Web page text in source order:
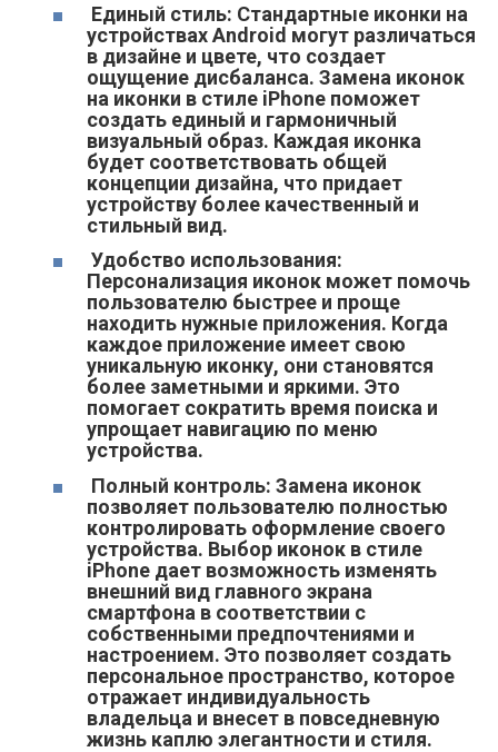
Единый стиль: Стандартные иконки на
устройствах Android могут различаться
в дизайне и цвете, что создает
ощущение дисбаланса. Замена иконок
на иконки в стиле iPhone поможет
создать единый и гармоничный
визуальный образ. Каждая иконка
будет соответствовать общей
концепции дизайна, что придает
устройству более качественный и
стильный вид.
Удобство использования:
Персонализация иконок может помочь
пользователю быстрее и проще
находить нужные приложения. Когда
каждое приложение имеет свою
уникальную иконку, они становятся
более заметными и яркими. Это
помогает сократить время поиска и
упрощает навигацию по меню
устройства.
Полный контроль: Замена иконок
позволяет пользователю полностью
контролировать оформление своего
устройства. Выбор иконок в стиле
iPhone дает возможность изменять
внешний вид главного экрана
смартфона в соответствии с
собственными предпочтениями и
настроением. Это позволяет создать
персональное пространство, которое
отражает индивидуальность
владельца и внесет в повседневную
жизнь каплю элегантности и стиля.